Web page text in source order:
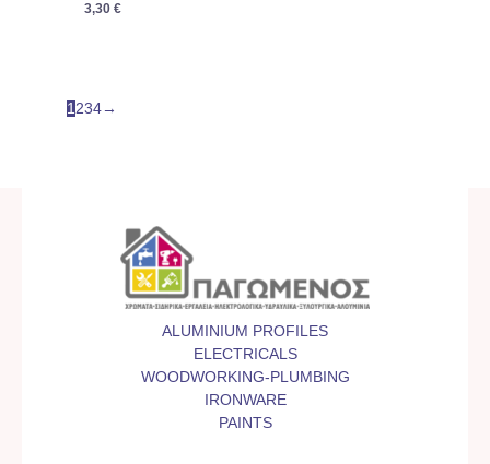
3,30€
1234→
ALUMINIUM PROFILES
ELECTRICALS
WOODWORKING-PLUMBING
IRONWARE
PAINTS